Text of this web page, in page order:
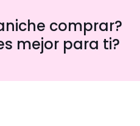
comprar?
mejor para ti?